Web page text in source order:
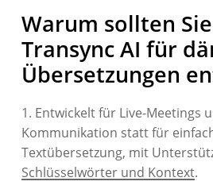
Warum sollten
Transync AI für
Übersetzungen
1. Entwickelt für Live-Meetings
Kommunikation statt für
Textübersetzung, mit
Schlüsselwörter und Kontext.